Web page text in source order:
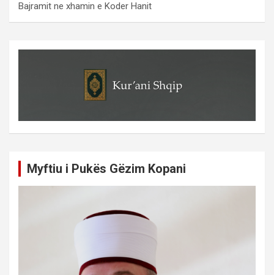
Bajramit ne xhamin e Koder Hanit
Myftiu i Pukës Gëzim Kopani